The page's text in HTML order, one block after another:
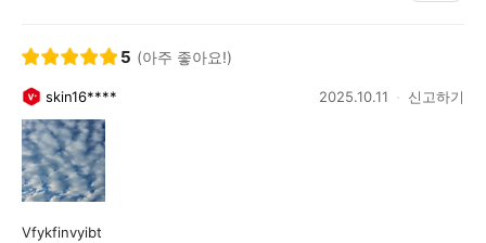
5 (아주 좋아요!)
skin16**** 2025.10.11 신고하기
Vfykfinvyibt